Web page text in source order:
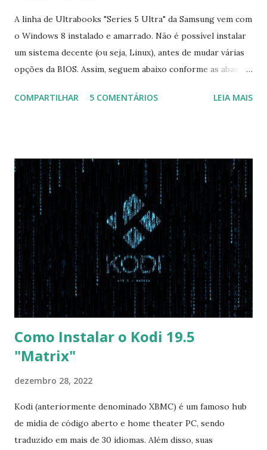
A linha de Ultrabooks "Series 5 Ultra" da Samsung vem com
o Windows 8 instalado e amarrado. Não é possível instalar
um sistema decente (ou seja, Linux), antes de mudar várias
opções da BIOS. Assim, seguem abaixo conforme as abas, a
Na inicialização aperte F2 para acessar a BIOS e então faça
com Win, deixe essa opção no Auto ) Set AHCI Mode ->
Disabled USB S3 Wake-up -> Enabled Boot: Secure Boot ->
Disabled OS Mode Selection -> UEFI and CSM OS (Essa
opção garante boot com Win e Linux) Boot > Boot Priority
Order USB HDD: SATA CD: SATA HDD: Essa ordem de boot
vai garantir que ele tente primeiro o boot pela USB, depois
pelo CD e por último no HD. Apenas as opções acima são
as necessá...
COMPARTILHAR 5 COMENTÁRIOS LEIA MAIS
Como Instalar o Kodi 19.5
"Matrix"
dezembro 28, 2022
Kodi (anteriormente denominado XBMC) é um famoso hub
de mídia de código aberto e home theater PC, sendo
traduzido em mais de 30 idiomas. Além disso, suas